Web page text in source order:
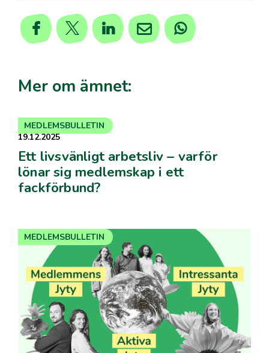
Mer om ämnet:
19.12.2025
Ett livsvänligt arbetsliv – varför
lönar sig medlemskap i ett
fackförbund?
MEDLEMSBULLETIN
MEDLEMSBULLETIN